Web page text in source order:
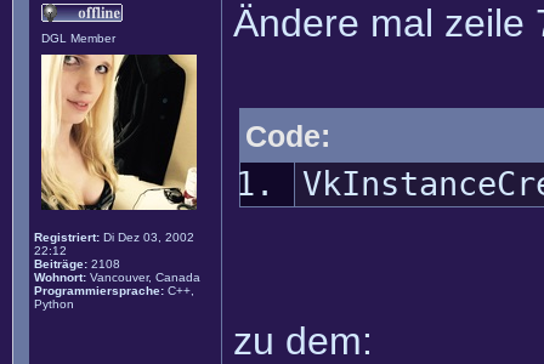
DGL Member
Registriert: Di Dez 03, 2002
22:12
Beiträge: 2108
Wohnort: Vancouver, Canada
Programmiersprache: C++,
Python
Ändere mal zeile
Code:
zu dem: